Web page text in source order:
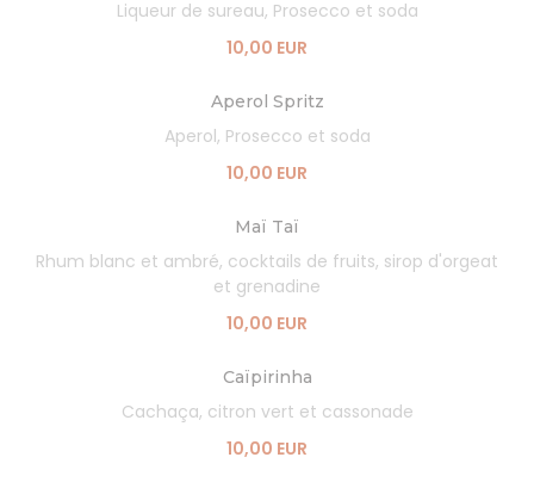
Liqueur de sureau, Prosecco et soda
10,00 EUR
Aperol Spritz
Aperol, Prosecco et soda
10,00 EUR
Maï Taï
Rhum blanc et ambré, cocktails de fruits, sirop d'orgeat
et grenadine
10,00 EUR
Caïpirinha
Cachaça, citron vert et cassonade
10,00 EUR